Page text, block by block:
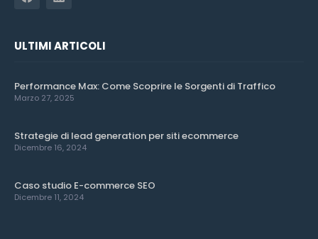
ULTIMI ARTICOLI
Performance Max: Come Scoprire le Sorgenti di Traffico
Marzo 27, 2025
Strategie di lead generation per siti ecommerce
Dicembre 16, 2024
Caso studio E-commerce SEO
Dicembre 11, 2024